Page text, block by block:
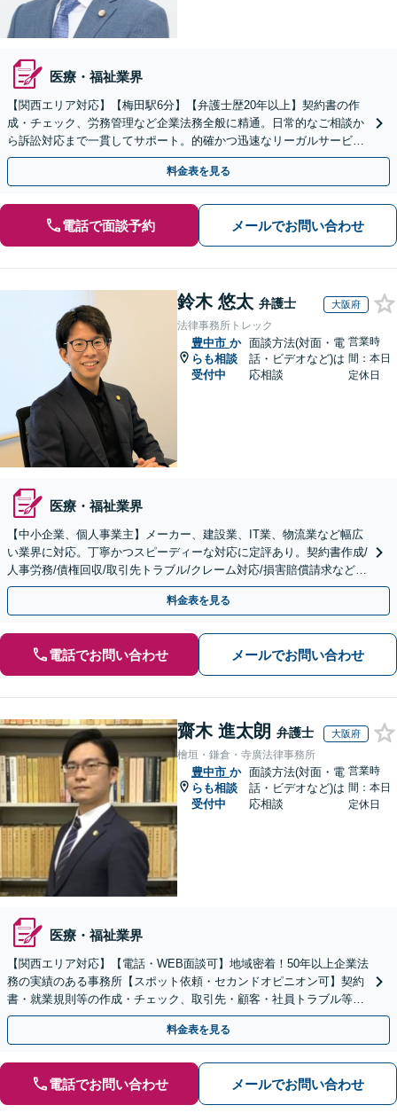
医療・福祉業界
【関西エリア対応】【梅田駅6分】【弁護士歴20年以上】契約書の作
成・チェック、労務管理など企業法務全般に精通。日常的なご相談か
ら訴訟対応まで一貫してサポート。的確かつ迅速なリーガルサービス
を提供します。【初回相談可能】【WEB面談可能】
料金表を見る
電話で面談予約 メールでお問い合わせ
鈴木 悠太 弁護士 大阪府
法律事務所トレック
豊中市 か
らも相談
受付中
面談方法(対面・電
話・ビデオなど)は
応相談
営業時
間：本日
定休日
医療・福祉業界
【中小企業、個人事業主】メーカー、建設業、IT業、物流業など幅広
い業界に対応。丁寧かつスピーディーな対応に定評あり。契約書作成/
人事労務/債権回収/取引先トラブル/クレーム対応/損害賠償請求など。
【顧問／スポット対応可】【Web面談可】
料金表を見る
電話でお問い合わせ メールでお問い合わせ
齋木 進太朗 弁護士 大阪府
檜垣・鎌倉・寺廣法律事務所
豊中市 か
らも相談
受付中
面談方法(対面・電
話・ビデオなど)は
応相談
営業時
間：本日
定休日
医療・福祉業界
【関西エリア対応】【電話・WEB面談可】地域密着！50年以上企業法
務の実績のある事務所【スポット依頼・セカンドオピニオン可】契約
書・就業規則等の作成・チェック、取引先・顧客・社員トラブル等、
お気軽にご相談ください【事前予約で休日・夜間対応】
料金表を見る
電話でお問い合わせ メールでお問い合わせ